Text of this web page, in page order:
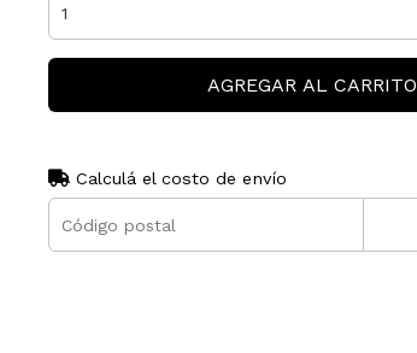
AGREGAR AL CARRITO
Calculá el costo de envío